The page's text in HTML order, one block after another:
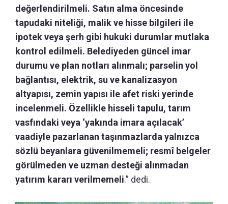
değerlendirilmeli. Satın alma öncesinde
tapudaki niteliği, malik ve hisse bilgileri ile
ipotek veya şerh gibi hukuki durumlar mutlaka
kontrol edilmeli. Belediyeden güncel imar
durumu ve plan notları alınmalı; parselin yol
bağlantısı, elektrik, su ve kanalizasyon
altyapısı, zemin yapısı ile afet riski yerinde
incelenmeli. Özellikle hisseli tapulu, tarım
vasfındaki veya ‘yakında imara açılacak’
vaadiyle pazarlanan taşınmazlarda yalnızca
sözlü beyanlara güvenilmemeli; resmî belgeler
görülmeden ve uzman desteği alınmadan
yatırım kararı verilmemeli.” dedi.